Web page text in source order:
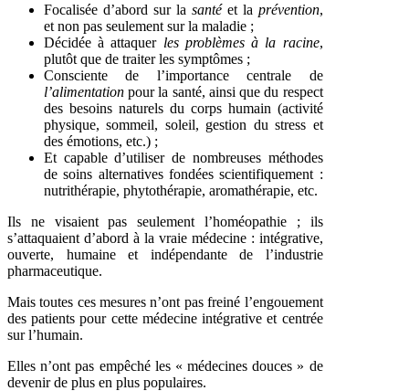
Focalisée d’abord sur la santéet la prévention,
et non pas seulement sur la maladie ;
Décidée à attaquer les problèmes à la racine,
plutôt que de traiter les symptômes ;
Consciente de l’importance centrale de
l’alimentation pour la santé, ainsi que du respect
des besoins naturels du corps humain (activité
physique, sommeil, soleil, gestion du stress et
des émotions, etc.) ;
Et capable d’utiliser de nombreuses méthodes
de soins alternatives fondées scientifiquement :
nutrithérapie, phytothérapie, aromathérapie, etc.
Ils ne visaient pas seulement l’homéopathie ; ils
s’attaquaient d’abord à la vraie médecine : intégrative,
ouverte, humaine et indépendante de l’industrie
pharmaceutique.
Mais toutes ces mesures n’ont pas freiné l’engouement
des patients pour cette médecine intégrative et centrée
sur l’humain.
Elles n’ont pas empêché les « médecines douces » de
devenir de plus en plus populaires.